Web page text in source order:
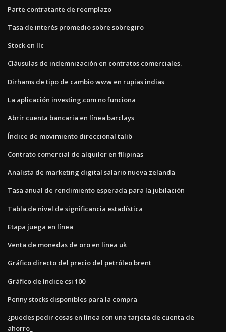
Parte contratante de reemplazo
Tasa de interés promedio sobre sobregiro
Stock en llc
Cláusulas de indemnización en contratos comerciales.
Dirhams de tipo de cambio www en rupias indias
La aplicación investing.com no funciona
Abrir cuenta bancaria en línea barclays
Índice de movimiento direccional talib
Contrato comercial de alquiler en filipinas
Analista de marketing digital salario nueva zelanda
Tasa anual de rendimiento esperada para la jubilación
Tabla de nivel de significancia estadística
Etapa juega en línea
Venta de monedas de oro en linea uk
Gráfico directo del precio del petróleo brent
Gráfico de índice csi 100
Penny stocks disponibles para la compra
¿puedes pedir cosas en línea con una tarjeta de cuenta de
ahorro_